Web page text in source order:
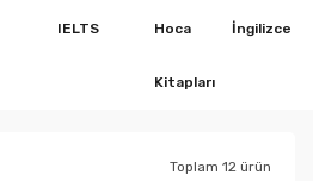
IELTS Hoca
Kitapları
İngilizce
Toplam 12 ürün